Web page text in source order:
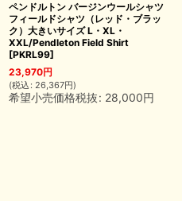
ペンドルトン バージンウールシャツ
フィールドシャツ（レッド・ブラッ
ク）大きいサイズ L・XL・
XXL/Pendleton Field Shirt
[PKRL99]
23,970円
(税込 : 26,367円)
希望小売価格税抜: 28,000円